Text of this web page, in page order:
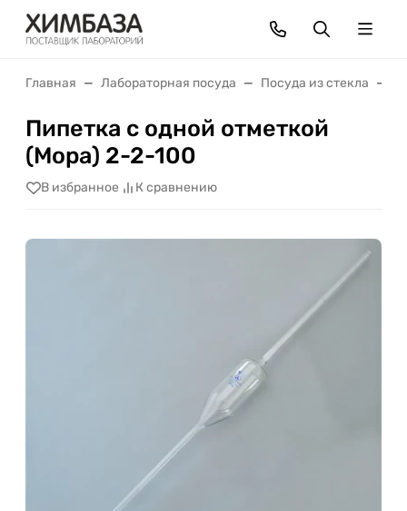
Главная Лабораторная посуда Посуда из стекла
Пипетка с одной отметкой
(Мора) 2-2-100
В избранное К сравнению